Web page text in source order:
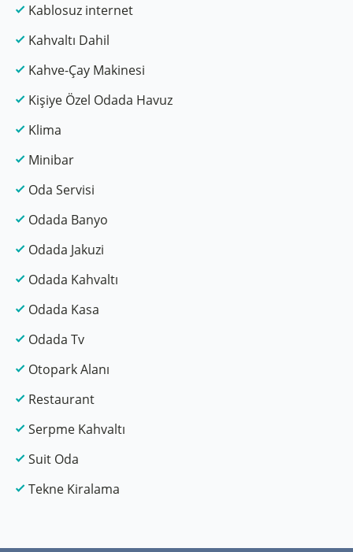
Kablosuz internet
Kahvaltı Dahil
Kahve-Çay Makinesi
Kişiye Özel Odada Havuz
Klima
Minibar
Oda Servisi
Odada Banyo
Odada Jakuzi
Odada Kahvaltı
Odada Kasa
Odada Tv
Otopark Alanı
Restaurant
Serpme Kahvaltı
Suit Oda
Tekne Kiralama